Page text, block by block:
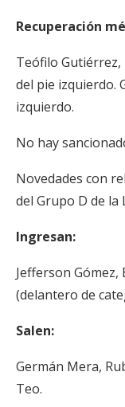
Recuperación
Teófilo Gutiérrez,
del pie izquierdo.
izquierdo.
No hay
Novedades con
del Grupo D de la
Ingresan:
Jefferson Gómez,
(delantero de
Salen:
Germán Mera,
Teo.